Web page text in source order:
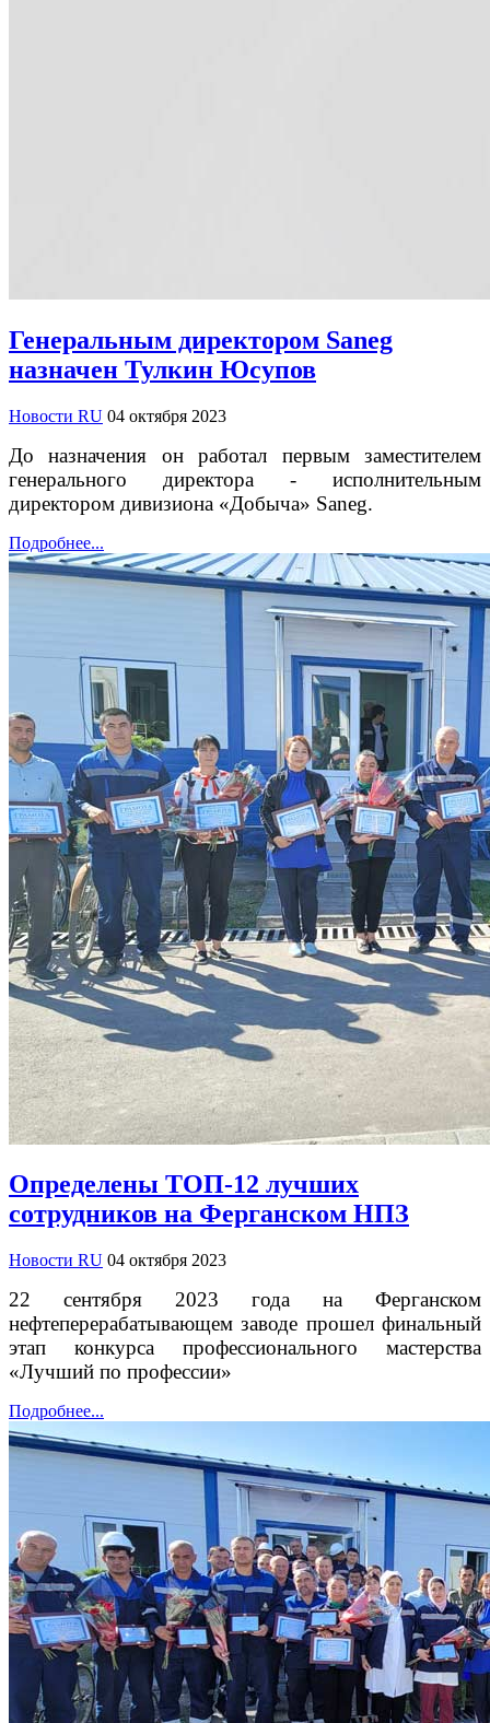
Генеральным директором Saneg
назначен Тулкин Юсупов
Новости RU 04 октября 2023
До назначения он работал первым заместителем
генерального директора - исполнительным
директором дивизиона «Добыча» Saneg.
Подробнее...
Определены ТОП-12 лучших
сотрудников на Ферганском НПЗ
Новости RU 04 октября 2023
22 сентября 2023 года на Ферганском
нефтеперерабатывающем заводе прошел финальный
этап конкурса профессионального мастерства
«Лучший по профессии»
Подробнее...